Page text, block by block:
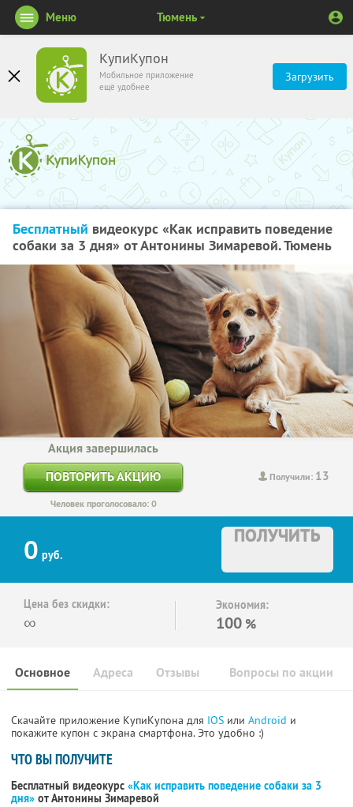
КупиКупон
Мобильное приложение
ещё удобнее
Загрузить
Меню Тюмень
Бесплатный видеокурс «Как исправить поведение
собаки за 3 дня» от Антонины Зимаревой. Тюмень
Получили: 13
Акция завершилась
ПОВТОРИТЬ АКЦИЮ
Человек проголосовало: 0
0 руб.
ПОЛУЧИТЬ
Цена без скидки:
∞
Экономия:
100 %
Основное Отзывы Вопросы по акции
Адреса
Скачайте приложение КупиКупона для IOS или Android и
покажите купон с экрана смартфона. Это удобно :)
ЧТО ВЫ ПОЛУЧИТЕ
Бесплатный видеокурс «Как исправить поведение собаки за 3
дня» от Антонины Зимаревой